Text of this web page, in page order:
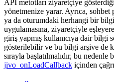
API metotları ziyaretçiye
yönetmenize yarar. Ayrıca,
ya da oturumdaki herhangi bir
uygulamasına, ziyaretçiyle
giriş yapmış kullanıcıya dair bilgi
gösterilebilir ve bu bilgi arşive de
sırayla başlatılmalıdır, bu
jivo_onLoadCallback içinden